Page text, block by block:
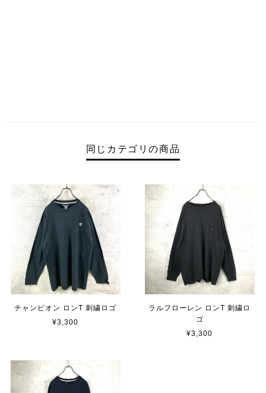
同じカテゴリの商品
チャンピオン ロンT 刺繍ロゴ
¥3,300
ラルフローレン ロンT 刺繍ロ
ゴ
¥3,300